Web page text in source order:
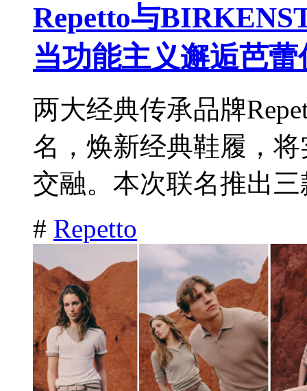
Repetto与
当功能主义邂逅芭蕾
两大经典传承品牌
名，焕新经典鞋履，
交融。本次联名推出
# Repetto